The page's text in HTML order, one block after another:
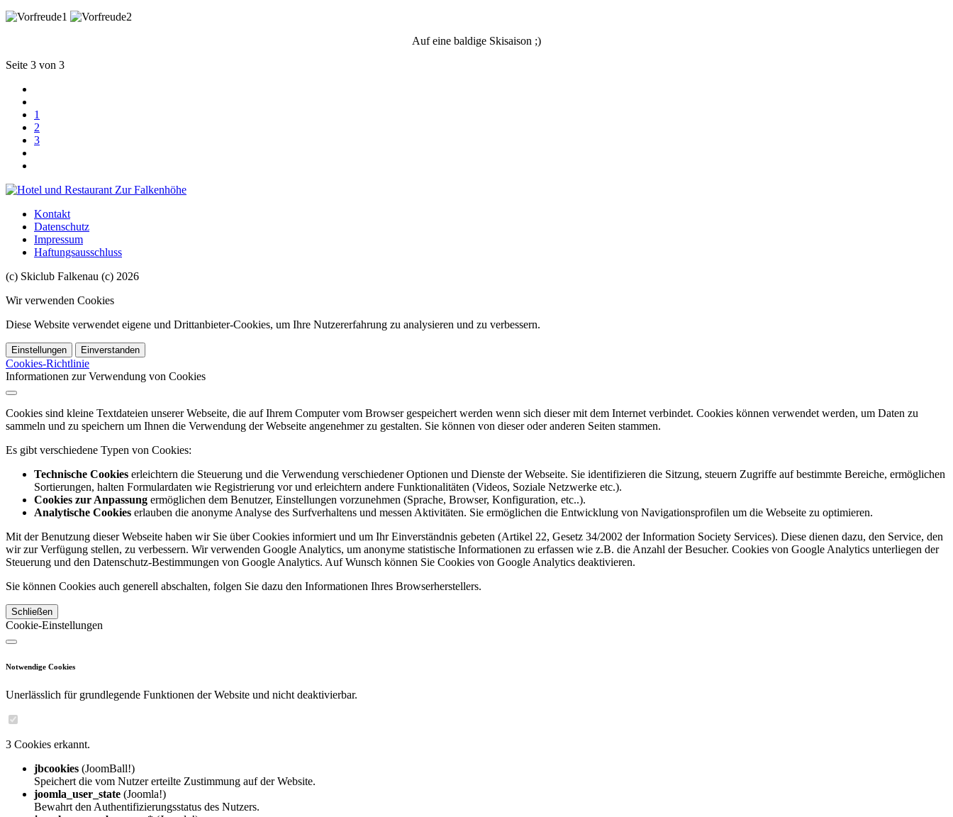
Auf eine baldige Skisaison ;)
Seite 3 von 3
1
2
3
Kontakt
Datenschutz
Impressum
Haftungsausschluss
(c) Skiclub Falkenau (c) 2026
Wir verwenden Cookies
Diese Website verwendet eigene und Drittanbieter-Cookies, um Ihre Nutzererfahrung zu analysieren und zu verbessern.
Einstellungen Einverstanden
Cookies-Richtlinie
Informationen zur Verwendung von Cookies
Cookies sind kleine Textdateien unserer Webseite, die auf Ihrem Computer vom Browser gespeichert werden wenn sich dieser mit dem Internet verbindet. Cookies können verwendet werden, um Daten zu
sammeln und zu speichern um Ihnen die Verwendung der Webseite angenehmer zu gestalten. Sie können von dieser oder anderen Seiten stammen.
Es gibt verschiedene Typen von Cookies:
Technische Cookies erleichtern die Steuerung und die Verwendung verschiedener Optionen und Dienste der Webseite. Sie identifizieren die Sitzung, steuern Zugriffe auf bestimmte Bereiche, ermöglichen
Sortierungen, halten Formulardaten wie Registrierung vor und erleichtern andere Funktionalitäten (Videos, Soziale Netzwerke etc.).
Cookies zur Anpassung ermöglichen dem Benutzer, Einstellungen vorzunehmen (Sprache, Browser, Konfiguration, etc..).
Analytische Cookies erlauben die anonyme Analyse des Surfverhaltens und messen Aktivitäten. Sie ermöglichen die Entwicklung von Navigationsprofilen um die Webseite zu optimieren.
Mit der Benutzung dieser Webseite haben wir Sie über Cookies informiert und um Ihr Einverständnis gebeten (Artikel 22, Gesetz 34/2002 der Information Society Services). Diese dienen dazu, den Service, den
wir zur Verfügung stellen, zu verbessern. Wir verwenden Google Analytics, um anonyme statistische Informationen zu erfassen wie z.B. die Anzahl der Besucher. Cookies von Google Analytics unterliegen der
Steuerung und den Datenschutz-Bestimmungen von Google Analytics. Auf Wunsch können Sie Cookies von Google Analytics deaktivieren.
Sie können Cookies auch generell abschalten, folgen Sie dazu den Informationen Ihres Browserherstellers.
Schließen
Cookie-Einstellungen
Notwendige Cookies
Unerlässlich für grundlegende Funktionen der Website und nicht deaktivierbar.
3 Cookies erkannt.
jbcookies (JoomBall!)
Speichert die vom Nutzer erteilte Zustimmung auf der Website.
joomla_user_state (Joomla!)
Bewahrt den Authentifizierungsstatus des Nutzers.